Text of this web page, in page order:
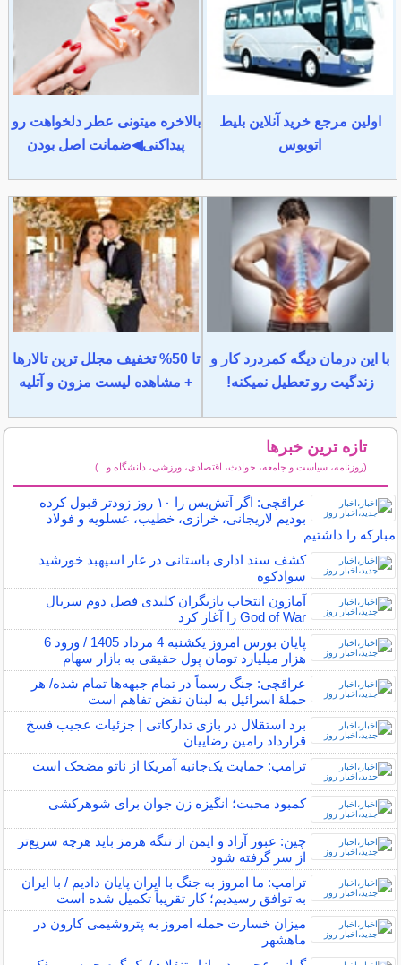
اولین مرجع خرید آنلاین بلیط
اتوبوس
بالاخره میتونی عطر دلخواهت رو
پیداکنی◀ضمانت اصل بودن
با این درمان دیگه کمردرد کار و
زندگیت رو تعطیل نمیکنه!
تا 50% تخفیف مجلل ترین تالارها
+ مشاهده لیست مزون و آتلیه
تازه ترین خبرها
(روزنامه، سیاست و جامعه، حوادث، اقتصادی، ورزشی، دانشگاه و...)
عراقچی: اگر آتش‌بس را ۱۰ روز زودتر قبول کرده
بودیم لاریجانی، خرازی، خطیب، عسلویه و فولاد
مبارکه را داشتیم
کشف سند اداری باستانی در غار اسپهبد خورشید
سوادکوه
آمازون انتخاب بازیگران کلیدی فصل دوم سریال
God of War را آغاز کرد
پایان بورس امروز یکشنبه 4 مرداد 1405 / ورود 6
هزار میلیارد تومان پول حقیقی به بازار سهام
عراقچی: جنگ رسماً در تمام جبهه‌ها تمام شده/ هر
حملهٔ اسرائیل به لبنان نقض تفاهم است
برد استقلال در بازی تدارکاتی | جزئیات عجیب فسخ
قرارداد رامین رضاییان
ترامپ: حمایت یک‌جانبه آمریکا از ناتو مضحک است
کمبود محبت؛ انگیزه زن جوان برای شوهرکشی
چین: عبور آزاد و ایمن از تنگه هرمز باید هرچه سریع‌تر
از سر گرفته شود
ترامپ: ما امروز به جنگ با ایران پایان دادیم / با ایران
به توافق رسیدیم؛ کار تقریباً تکمیل شده است
میزان خسارت حمله امروز به پتروشیمی کارون در
ماهشهر